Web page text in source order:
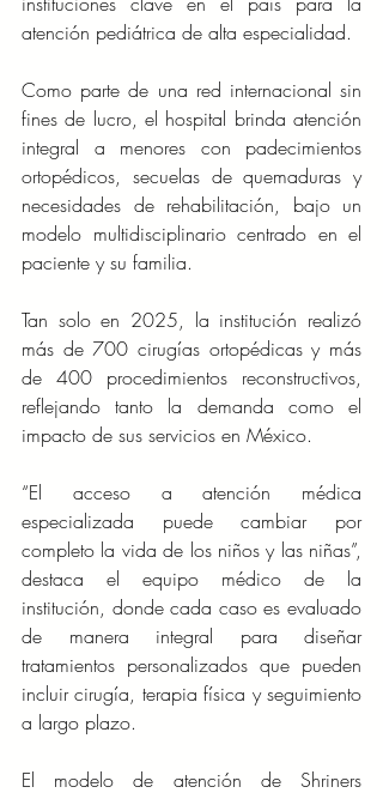
atención pediátrica de alta especialidad.
Como parte de una red internacional sin
fines de lucro, el hospital brinda atención
integral a menores con padecimientos
ortopédicos, secuelas de quemaduras y
necesidades de rehabilitación, bajo un
modelo multidisciplinario centrado en el
paciente y su familia.
Tan solo en 2025, la institución realizó
más de 700 cirugías ortopédicas y más
de 400 procedimientos reconstructivos,
reflejando tanto la demanda como el
impacto de sus servicios en México.
“El acceso a atención médica
especializada puede cambiar por
completo la vida de los niños y las niñas”,
destaca el equipo médico de la
institución, donde cada caso es evaluado
de manera integral para diseñar
tratamientos personalizados que pueden
incluir cirugía, terapia física y seguimiento
a largo plazo.
El modelo de atención de Shriners